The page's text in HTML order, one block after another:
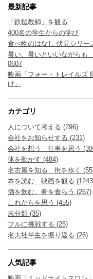
最新記事
「鉄槌教師」を観る
400名の学生からの学び
食べ物のはなし 伏見シリ
暑い、暑いといいながら
0607
映画「フォー・トレイルズ
け」
カテゴリ
人について考える (296)
会社をお知らせする (231)
会社を想う 仕事を思う
体を動かす (484)
名古屋を知る 街を歩く
本を読む 映画を観る
酒を飲む、肴を食らう (267)
これからを思う (455)
未分類 (35)
フルに挑戦する (25)
名大社半生を振り返る (26)
人気記事